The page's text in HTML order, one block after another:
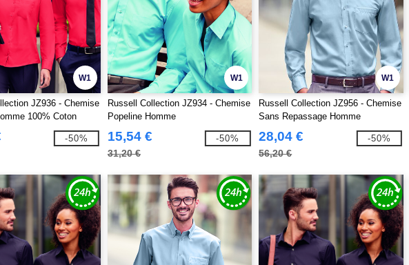
W1
JZ936 - Chemise
100% Coton
-50%
W1
Russell Collection JZ934 - Chemise
Popeline Homme
15,54 €
31,20 €
-50%
W1
Russell Collection JZ956 - Chemise
Sans Repassage Homme
28,04 €
56,20 €
-50%